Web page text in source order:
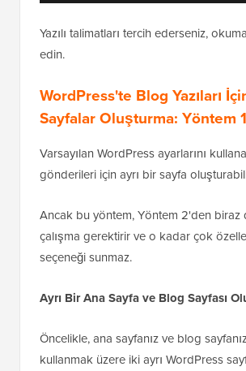
Yazılı talimatları tercih ederseniz,
edin.
WordPress'te Blog Yazıları
Sayfalar Oluşturma: Yöntem 1
Varsayılan WordPress ayarlarını
gönderileri için ayrı bir sayfa
Ancak bu yöntem, Yöntem 2'den biraz
çalışma gerektirir ve o kadar çok
seçeneği sunmaz.
Ayrı Bir Ana Sayfa ve Blog Sayfası
Öncelikle, ana sayfanız ve blog
kullanmak üzere iki ayrı WordPress